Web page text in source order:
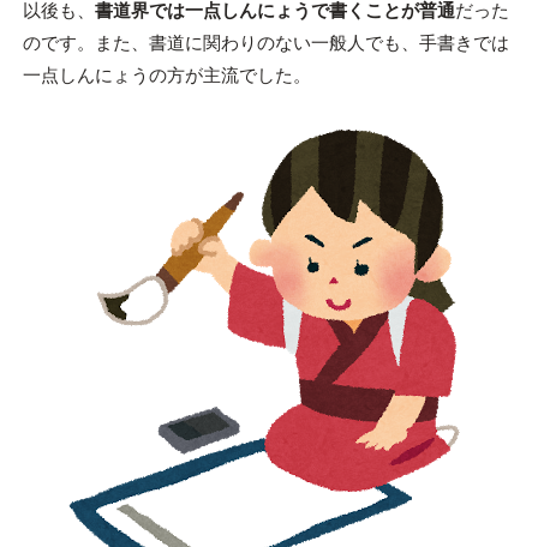
以後も、 書道界では一点しんにょうで書くことが普通だった
のです。また、書道に関わりのない一般人でも、手書きでは
一点しんにょうの方が主流でした。